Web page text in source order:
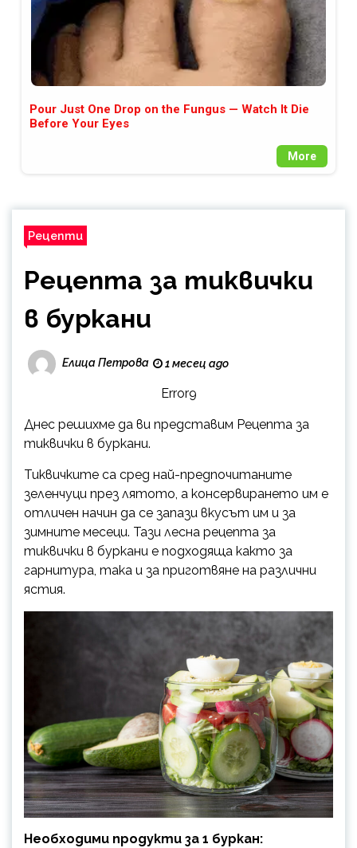
Pour Just One Drop on the Fungus — Watch It Die
Before Your Eyes
More
Рецепти
Рецепта за тиквички
в буркани
Елица Петрова 1 месец ago
Error9
Днес решихме да ви представим Рецепта за
тиквички в буркани.
Тиквичките са сред най-предпочитаните
зеленчуци през лятото, а консервирането им е
отличен начин да се запази вкусът им и за
зимните месеци. Тази лесна рецепта за
тиквички в буркани е подходяща както за
гарнитура, така и за приготвяне на различни
ястия.
Необходими продукти за 1 буркан: